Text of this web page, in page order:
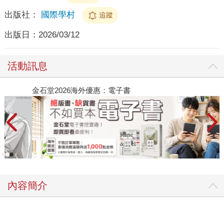
出版社： 國際學村 追蹤
出版日： 2026/03/12
活動訊息
金石堂2026海外優惠：電子書
內容簡介